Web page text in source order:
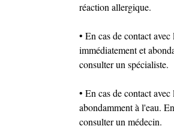
réaction allergique.
• En cas de contact
immédiatement et
consulter un spécialiste.
• En cas de contact
abondamment à l'eau.
consulter un médecin.